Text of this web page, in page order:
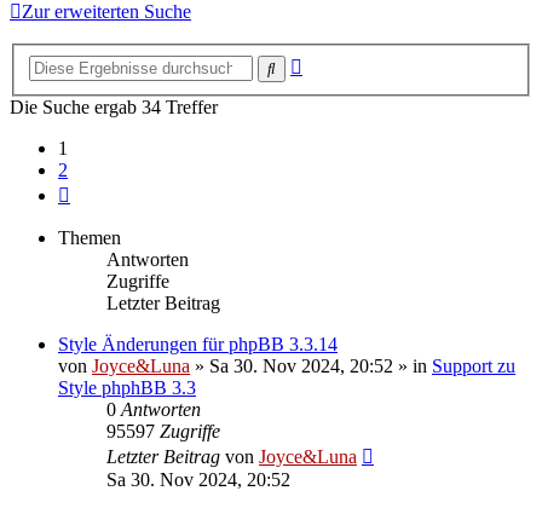
Zur erweiterten Suche
Suche
Die Suche ergab 34 Treffer
1
2
Themen
Antworten
Zugriffe
Letzter Beitrag
Style Änderungen für phpBB 3.3.14
von Joyce&Luna » Sa 30. Nov 2024, 20:52 » in Support zu
Style phphBB 3.3
0 Antworten
95597 Zugriffe
Letzter Beitrag von Joyce&Luna
Sa 30. Nov 2024, 20:52